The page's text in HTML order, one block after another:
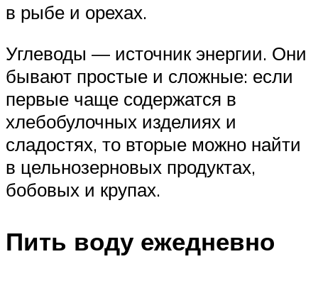
в рыбе и орехах.
Углеводы — источник энергии. Они
бывают простые и сложные: если
первые чаще содержатся в
хлебобулочных изделиях и
сладостях, то вторые можно найти
в цельнозерновых продуктах,
бобовых и крупах.
Пить воду ежедневно